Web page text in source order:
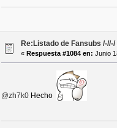
Re:Listado de Fansubs /-//-/
« Respuesta #1084 en: Junio
@zh7k0Hecho